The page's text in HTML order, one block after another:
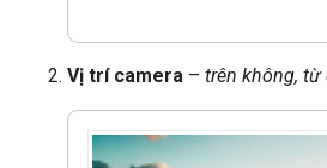
Vị trí camera – trên không, từ